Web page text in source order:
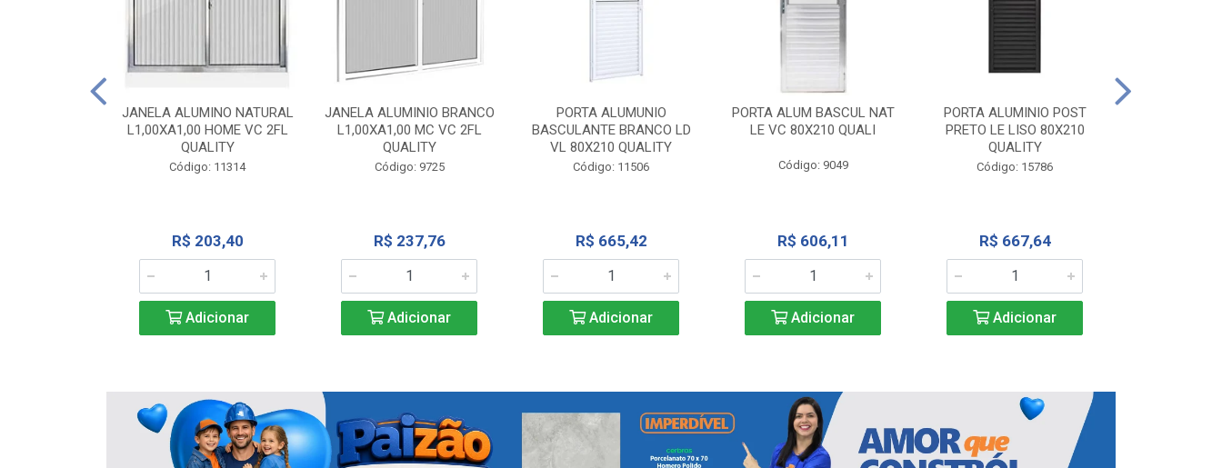
JANELA ALUMINO NATURAL
L1,00XA1,00 HOME VC 2FL
QUALITY
Código: 11314
R$ 203,40
Adicionar
JANELA ALUMINIO BRANCO
L1,00XA1,00 MC VC 2FL
QUALITY
Código: 9725
R$ 237,76
Adicionar
PORTA ALUMUNIO
BASCULANTE BRANCO LD
VL 80X210 QUALITY
Código: 11506
R$ 665,42
Adicionar
PORTA ALUM BASCUL NAT
LE VC 80X210 QUALI
Código: 9049
R$ 606,11
Adicionar
PORTA ALUMINIO POST
PRETO LE LISO 80X210
QUALITY
Código: 15786
R$ 667,64
Adicionar